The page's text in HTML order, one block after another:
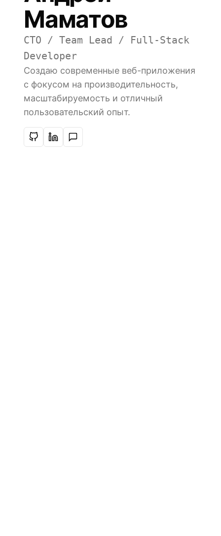
Маматов
CTO / Team Lead / Full-Stack
Developer
Создаю современные веб-приложения
с фокусом на производительность,
масштабируемость и отличный
пользовательский опыт.